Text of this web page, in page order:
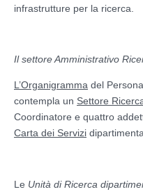
infrastrutture per la ricerca.
Il settore Amministrativo
L’Organigramma del
contempla un Settore
Coordinatore e quattro
Carta dei Servizi
Le Unità di Ricerca